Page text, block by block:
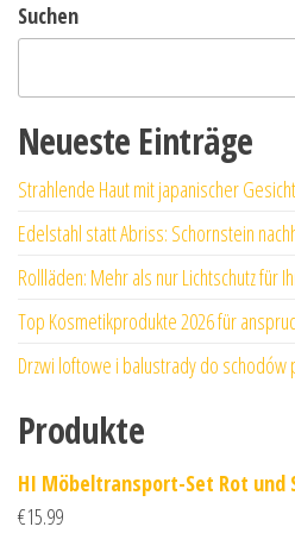
Suchen
Neueste Einträge
Strahlende Haut mit japanischer
Edelstahl statt Abriss: Schornstein
Rollläden: Mehr als nur Lichtschutz für
Top Kosmetikprodukte 2026 für
Drzwi loftowe i balustrady do schodów
Produkte
HI Möbeltransport-Set Rot und
€15.99